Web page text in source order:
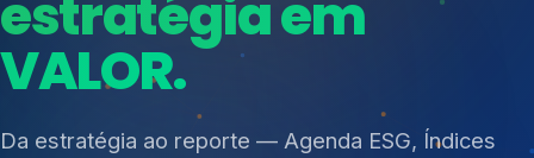
Consultoria, auditoria e treinamentos em ISO 27001,
ISO 27701, ISO 42001, ISO 37001, ISO 9001, ISO
resíduos sólidos (PGRS/PMGRS).
Mudanças Climáticas
Reputação e Cadeia
Reporte Regulatório